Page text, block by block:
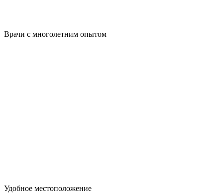
Врачи с многолетним опытом
Удобное местоположение